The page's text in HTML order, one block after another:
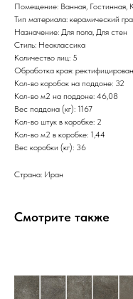
Помещение: Ванная, Гостинная,
Тип материала: керамический
Назначение: Для пола, Для стен
Стиль: Неоклассика
Количество лиц: 5
Обработка края:
Кол-во коробок на поддоне: 32
Кол-во м2 на поддоне: 46,08
Вес поддона (кг): 1167
Кол-во штук в коробке: 2
Кол-во м2 в коробке: 1,44
Вес коробки (кг): 36
Страна: Иран
Смотрите также